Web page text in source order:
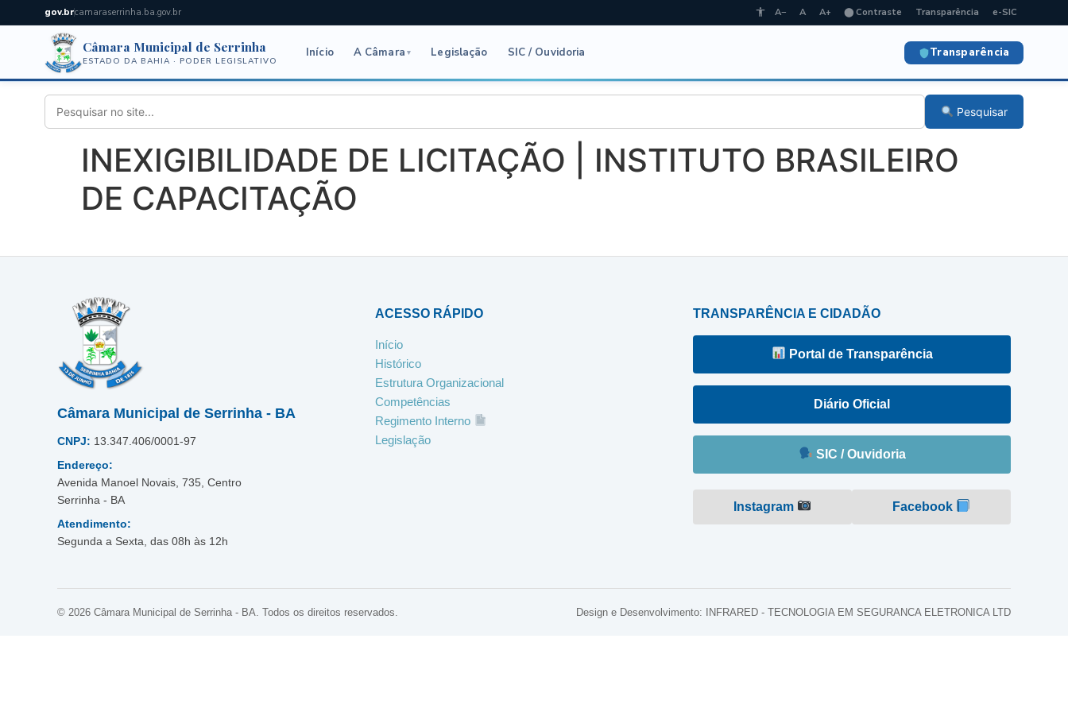
gov.brcamaraserrinha.ba.gov.br A− A A+ ⬤ Contraste Transparência e-SIC
Câmara Municipal de Serrinha
ESTADO DA BAHIA · PODER LEGISLATIVO
Início A Câmara ▾ Legislação SIC / Ouvidoria Transparência
Pesquisar
INEXIGIBILIDADE DE LICITAÇÃO | INSTITUTO BRASILEIRO
DE CAPACITAÇÃO
Câmara Municipal de Serrinha - BA
CNPJ: 13.347.406/0001-97
Endereço:
Avenida Manoel Novais, 735, Centro
Serrinha - BA
Atendimento:
Segunda a Sexta, das 08h às 12h
ACESSO RÁPIDO
Início
Histórico
Estrutura Organizacional
Competências
Regimento Interno
Legislação
TRANSPARÊNCIA E CIDADÃO
Portal de Transparência
Diário Oficial
SIC / Ouvidoria
Instagram Facebook
© 2026 Câmara Municipal de Serrinha - BA. Todos os direitos reservados. Design e Desenvolvimento: INFRARED - TECNOLOGIA EM SEGURANCA ELETRONICA LTD